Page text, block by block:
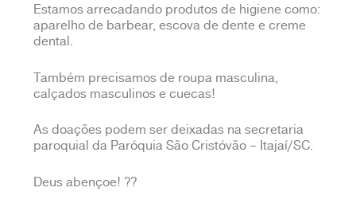
Estamos arrecadando produtos de higiene como:
aparelho de barbear, escova de dente e creme
dental.
Também precisamos de roupa masculina,
calçados masculinos e cuecas!
As doações podem ser deixadas na secretaria
paroquial da Paróquia São Cristóvão – Itajaí/SC.
Deus abençoe! ??